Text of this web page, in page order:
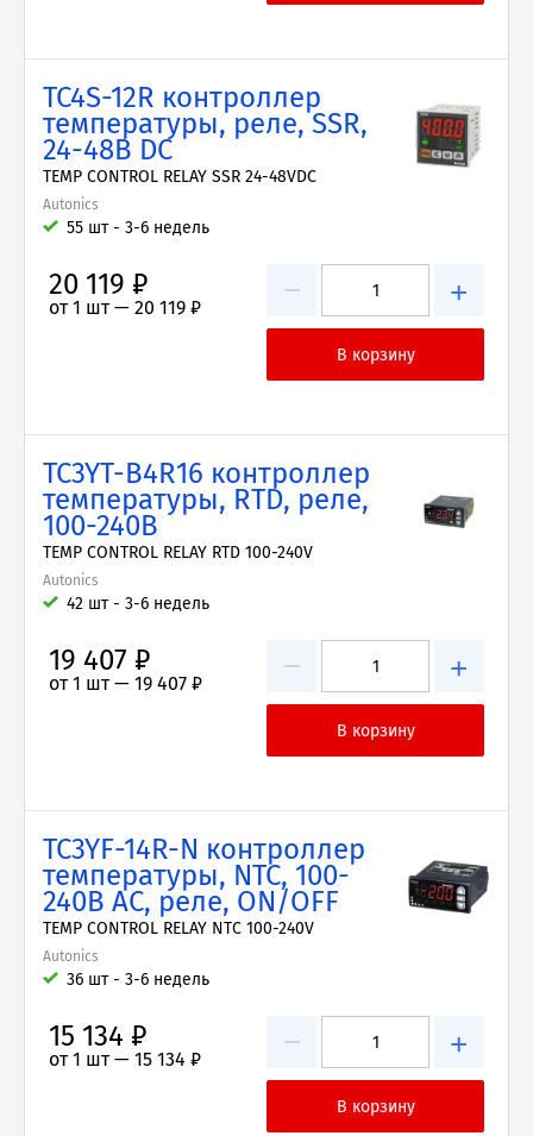
TC4S-12R контроллер
температуры, реле, SSR,
24-48В DC
TEMP CONTROL RELAY SSR 24-48VDC
Autonics
55 шт - 3-6 недель
− +
20 119 ₽
от 1 шт — 20 119 ₽
TC3YT-B4R16 контроллер
температуры, RTD, реле,
100-240В
TEMP CONTROL RELAY RTD 100-240V
Autonics
42 шт - 3-6 недель
− +
19 407 ₽
от 1 шт — 19 407 ₽
TC3YF-14R-N контроллер
температуры, NTC, 100-
240В AC, реле, ON/OFF
TEMP CONTROL RELAY NTC 100-240V
Autonics
36 шт - 3-6 недель
− +
15 134 ₽
от 1 шт — 15 134 ₽